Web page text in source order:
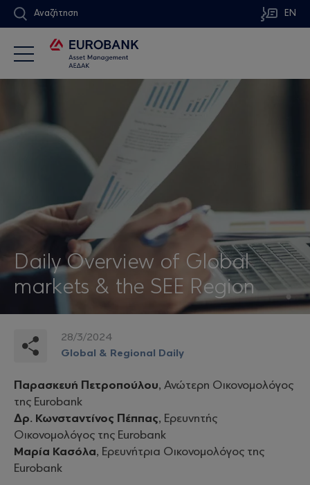
Αναζήτηση EN
Daily Overview of Global
markets & the SEE Region
28/3/2024
Global & Regional Daily
Παρασκευή Πετροπούλου, Ανώτερη Οικονομολόγος
της Eurobank
Δρ. Κωνσταντίνος Πέππας, Ερευνητής
Οικονομολόγος της Eurobank
Μαρία Κασόλα, Ερευνήτρια Οικονομολόγος της
Eurobank